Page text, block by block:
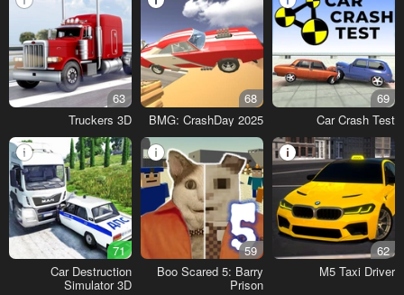
69
Car Crash Test
68
BMG: CrashDay 2025
63
Truckers 3D
62
M5 Taxi Driver
59
Boo Scared 5: Barry
Prison
71
Car Destruction
Simulator 3D